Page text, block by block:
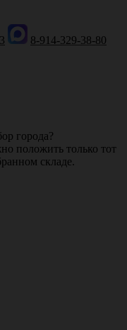
8-914-329-38-80
города?
положить только тот
складе.